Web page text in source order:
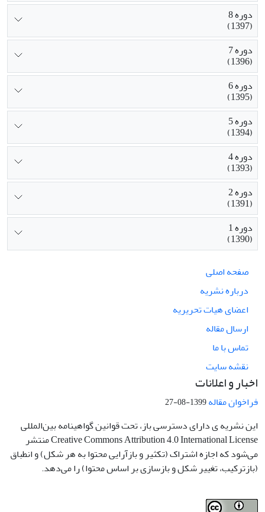
دوره 8
(1397)
دوره 7
(1396)
دوره 6
(1395)
دوره 5
(1394)
دوره 4
(1393)
دوره 2
(1391)
دوره 1
(1390)
صفحه اصلی
درباره نشریه
اعضای هیات تحریریه
ارسال مقاله
تماس با ما
نقشه سایت
اخبار و اعلانات
فراخوان مقاله1399-08-27
این نشریه ی دارای دسترسی باز، تحت قوانین گواهینامه بین‌المللی
Creative Commons Attribution 4.0 International License منتشر
می‌شود که اجازه اشتراک (تکثیر و بازآرایی محتوا به هر شکل) و انطباق
(بازترکیب، تغییر شکل و بازسازی بر اساس محتوا) را می‌دهد.